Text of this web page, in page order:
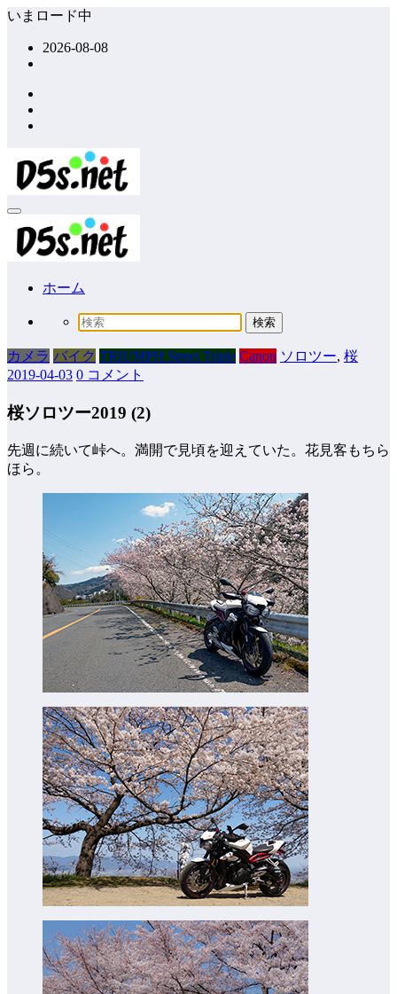
コ
ッ
プ
いまロード中
2026-08-08
ホーム
カメラ バイク TRIUMPH Street Triple Canon ソロツー, 桜
2019-04-03 0 コメント
桜ソロツー2019 (2)
先週に続いて峠へ。満開で見頃を迎えていた。花見客もちら
ほら。